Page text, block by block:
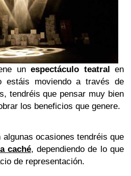
unespectáculo teatralen
estáis moviendo a través de
tendréis que pensar muy bien
los beneficios que genere.
ocasiones tendréis que
caché, dependiendo de lo que
de representación.